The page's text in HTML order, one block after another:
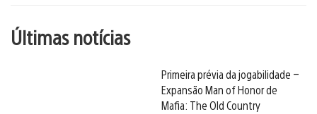
Últimas notícias
Primeira prévia da jogabilidade –
Expansão Man of Honor de
Mafia: The Old Country